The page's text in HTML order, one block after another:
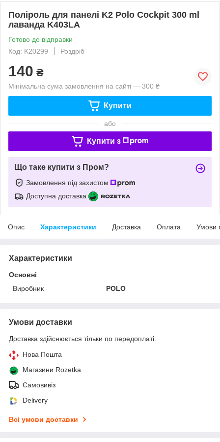
Поліроль для панелі K2 Polo Cockpit 300 ml
лаванда K403LA
Готово до відправки
Код: K20299
Роздріб
140 ₴
Мінімальна сума замовлення на сайті — 300 ₴
Купити
або
Купити з
Що таке купити з Пром?
Замовлення під захистом
Доступна доставка
Опис Характеристики Доставка Оплата Умови
Характеристики
Основні
Виробник
POLO
Умови доставки
Доставка здійснюється тільки по передоплаті.
Нова Пошта
Магазини Rozetka
Самовивіз
Delivery
Всі умови доставки